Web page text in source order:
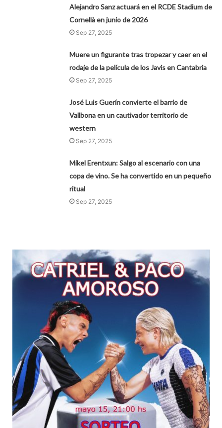
Alejandro Sanz actuará en el RCDE Stadium de
Cornellà en junio de 2026
Sep 27, 2025
Muere un figurante tras tropezar y caer en el
rodaje de la película de los Javis en Cantabria
Sep 27, 2025
José Luis Guerín convierte el barrio de
Vallbona en un cautivador territorio de
western
Sep 27, 2025
Mikel Erentxun: Salgo al escenario con una
copa de vino. Se ha convertido en un pequeño
ritual
Sep 27, 2025